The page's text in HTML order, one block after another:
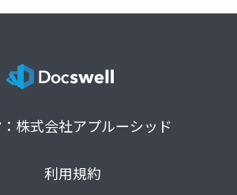
株式会社アプルーシッド
利用規約